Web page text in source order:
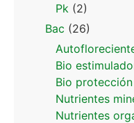
Pk (2)
Bac (26)
Bio
Bio protección
Nutrientes
Nutrientes